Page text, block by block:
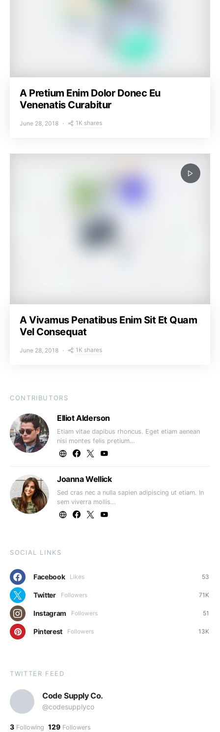
A Pretium Enim Dolor Donec Eu
Venenatis Curabitur
June 28, 2018 1K shares
A Vivamus Penatibus Enim Sit Et Quam
Vel Consequat
June 28, 2018 1K shares
CONTRIBUTORS
Elliot Alderson
Etiam vitae dapibus rhoncus. Eget etiam aenean
nisi montes felis pretium…
Joanna Wellick
Sed cras nec a nulla sapien adipiscing ut etiam. In
sem viverra mollis…
SOCIAL LINKS
Facebook 53
Likes
Twitter 71K
Followers
Instagram 51
Followers
Pinterest 13K
Followers
TWITTER FEED
Code Supply Co.
@codesupplyco
3 Following 129 Followers